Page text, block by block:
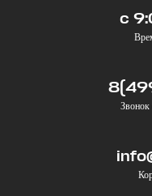
с
Звонок